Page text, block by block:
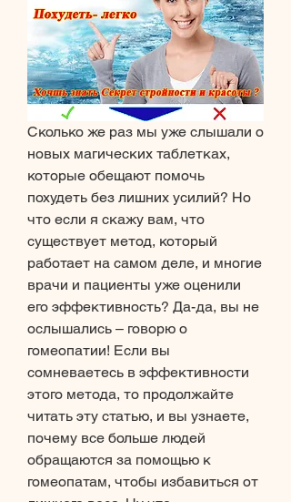
Сколько же раз мы уже слышали о
новых магических таблетках,
которые обещают помочь
похудеть без лишних усилий? Но
что если я скажу вам, что
существует метод, который
работает на самом деле, и многие
врачи и пациенты уже оценили
его эффективность? Да-да, вы не
ослышались – говорю о
гомеопатии! Если вы
сомневаетесь в эффективности
этого метода, то продолжайте
читать эту статью, и вы узнаете,
почему все больше людей
обращаются за помощью к
гомеопатам, чтобы избавиться от